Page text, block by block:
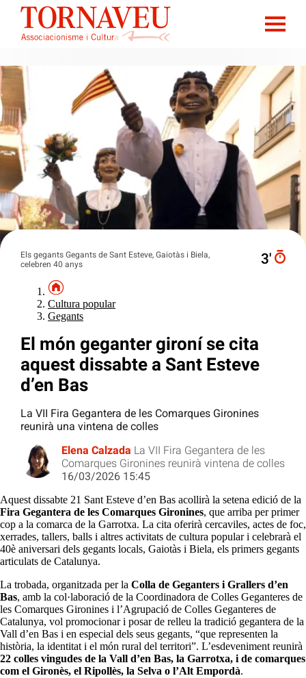
Els gegants Gegants de Sant Esteve, Gaiotàs i Biela,
celebren 40 anys
3′
Cultura popular
Gegants
El món geganter gironí se cita
aquest dissabte a Sant Esteve
d’en Bas
La VII Fira Gegantera de les Comarques Gironines
reunirà una vintena de colles
Elena Calzada La VII Fira Gegantera de les
Comarques Gironines reunirà vintena de colles
16/03/2026 15:45
Aquest dissabte 21 Sant Esteve d’en Bas acollirà la setena edició de la
Fira Gegantera de les Comarques Gironines, que arriba per primer
cop a la comarca de la Garrotxa. La cita oferirà cercaviles, actes de foc,
xerrades, tallers, balls i altres activitats de cultura popular i celebrarà el
40è aniversari dels gegants locals, Gaiotàs i Biela, els primers gegants
articulats de Catalunya.
La trobada, organitzada per la Colla de Geganters i Grallers d’en
Bas, amb la col·laboració de la Coordinadora de Colles Geganteres de
les Comarques Gironines i l’Agrupació de Colles Geganteres de
Catalunya, vol promocionar i posar de relleu la tradició gegantera de la
Vall d’en Bas i en especial dels seus gegants, “que representen la
història, la identitat i el món rural del territori”. L’esdeveniment reunirà
22 colles vingudes de la Vall d’en Bas, la Garrotxa, i de comarques
com el Gironès, el Ripollès, la Selva o l’Alt Empordà.